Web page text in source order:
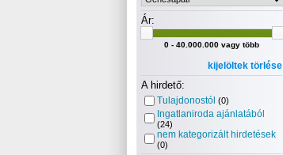
Ár:
0 - 40.000.000 vagy több
kijelöltek törlése
A hirdető:
Tulajdonostól (0)
Ingatlaniroda ajánlatából
(24)
nem kategorizált hirdetések
(0)